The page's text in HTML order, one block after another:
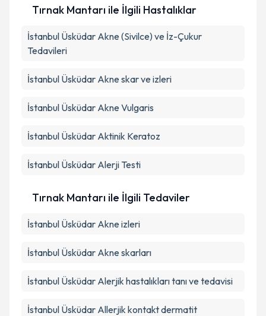
Tırnak Mantarı ile İlgili Hastalıklar
İstanbul Üsküdar Akne (Sivilce) ve İz-Çukur
Tedavileri
İstanbul Üsküdar Akne skar ve izleri
İstanbul Üsküdar Akne Vulgaris
İstanbul Üsküdar Aktinik Keratoz
İstanbul Üsküdar Alerji Testi
Tırnak Mantarı ile İlgili Tedaviler
İstanbul Üsküdar Akne izleri
İstanbul Üsküdar Akne skarları
İstanbul Üsküdar Alerjik hastalıkları tanı ve tedavisi
İstanbul Üsküdar Allerjik kontakt dermatit